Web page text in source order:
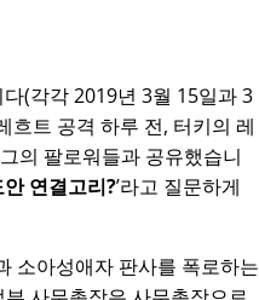
(각각 2019년 3월 15일과 3
트 공격 하루 전, 터키의 레
의 팔로워들과 공유했습니
연결고리?라고 질문하게
소아성애자 판사를 폭로하는